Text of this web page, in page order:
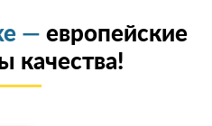
— европейские
качества!